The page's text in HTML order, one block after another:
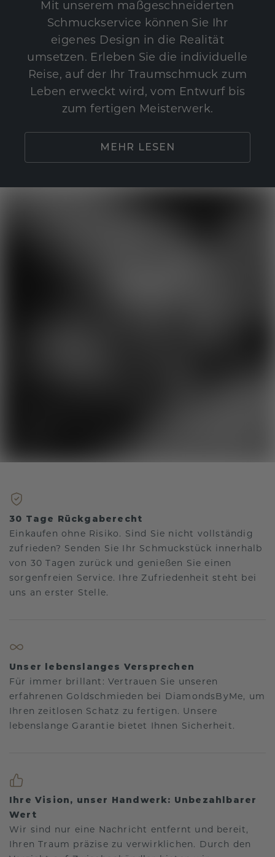
Mit unserem maßgeschneiderten
Schmuckservice können Sie Ihr
eigenes Design in die Realität
umsetzen. Erleben Sie die individuelle
Reise, auf der Ihr Traumschmuck zum
Leben erweckt wird, vom Entwurf bis
zum fertigen Meisterwerk.
MEHR LESEN
30 Tage Rückgaberecht
Einkaufen ohne Risiko. Sind Sie nicht vollständig
zufrieden? Senden Sie Ihr Schmuckstück innerhalb
von 30 Tagen zurück und genießen Sie einen
sorgenfreien Service. Ihre Zufriedenheit steht bei
uns an erster Stelle.
Unser lebenslanges Versprechen
Für immer brillant: Vertrauen Sie unseren
erfahrenen Goldschmieden bei DiamondsByMe, um
Ihren zeitlosen Schatz zu fertigen. Unsere
lebenslange Garantie bietet Ihnen Sicherheit.
Ihre Vision, unser Handwerk: Unbezahlbarer
Wert
Wir sind nur eine Nachricht entfernt und bereit,
Ihren Traum präzise zu verwirklichen. Durch den